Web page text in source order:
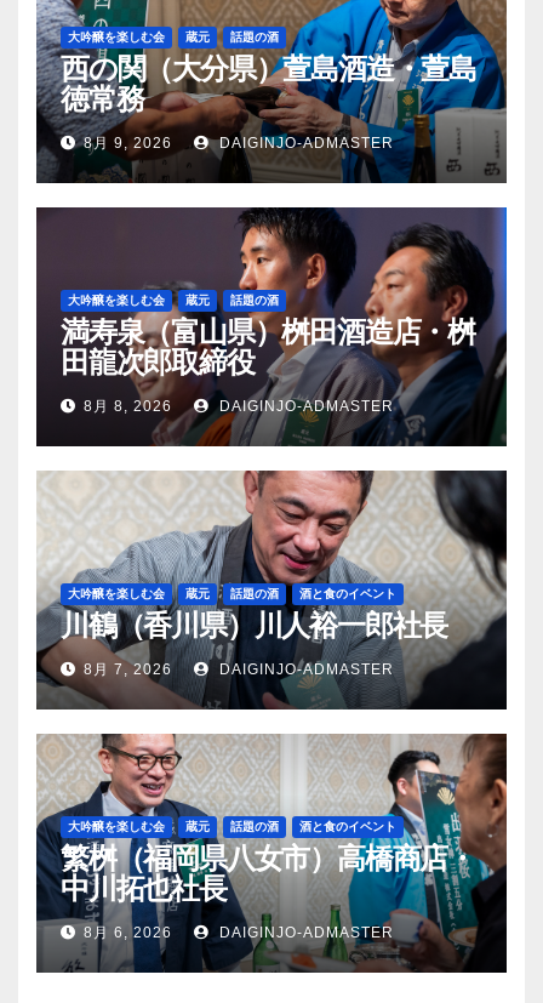
大吟醸を楽しむ会 蔵元 話題の酒
西の関（大分県）萱島酒造・萱島
徳常務
8月 9, 2026 DAIGINJO-ADMASTER
大吟醸を楽しむ会 蔵元 話題の酒
満寿泉（富山県）桝田酒造店・桝
田龍次郎取締役
8月 8, 2026 DAIGINJO-ADMASTER
大吟醸を楽しむ会 蔵元 話題の酒 酒と食のイベント
川鶴（香川県）川人裕一郎社長
8月 7, 2026 DAIGINJO-ADMASTER
大吟醸を楽しむ会 蔵元 話題の酒 酒と食のイベント
繁桝（福岡県八女市）高橋商店・
中川拓也社長
8月 6, 2026 DAIGINJO-ADMASTER